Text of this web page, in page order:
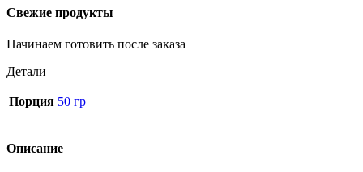
Свежие продукты
Начинаем готовить после заказа
Детали
Порция 50 гр
Описание